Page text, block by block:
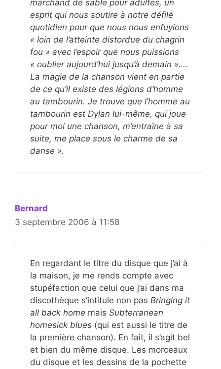
marchand de sable pour adultes, un
esprit qui nous soutire à notre défilé
quotidien pour que nous nous enfuyions
« loin de l’atteinte distordue du chagrin
fou » avec l’espoir que nous puissions
« oublier aujourd’hui jusqu’à demain »….
La magie de la chanson vient en partie
de ce qu’il existe des légions d’homme
au tambourin. Je trouve que l’homme au
tambourin est Dylan lui-même, qui joue
pour moi une chanson, m’entraîne à sa
suite, me place sous le charme de sa
danse ».
Bernard
3 septembre 2006 à 11:58
En regardant le titre du disque que j’ai à
la maison, je me rends compte avec
stupéfaction que celui que j’ai dans ma
discothèque s’intitule non pas Bringing it
all back home mais Subterranean
homesick blues (qui est aussi le titre de
la première chanson). En fait, il s’agit bel
et bien du même disque. Les morceaux
du disque et les dessins de la pochette